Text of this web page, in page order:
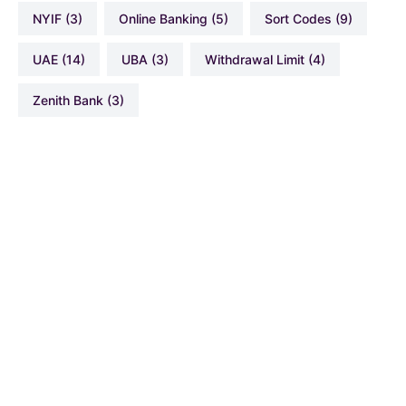
NYIF (3) Online Banking (5) Sort Codes (9)
UAE (14) UBA (3) Withdrawal Limit (4)
Zenith Bank (3)